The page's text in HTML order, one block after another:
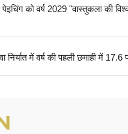
को वर्ष 2029 "वास्तुकला की
निर्यात में वर्ष की पहली छमाही में 17.6